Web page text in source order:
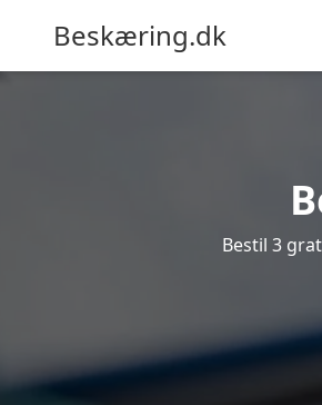
Beskæring.dk
Bestil 3